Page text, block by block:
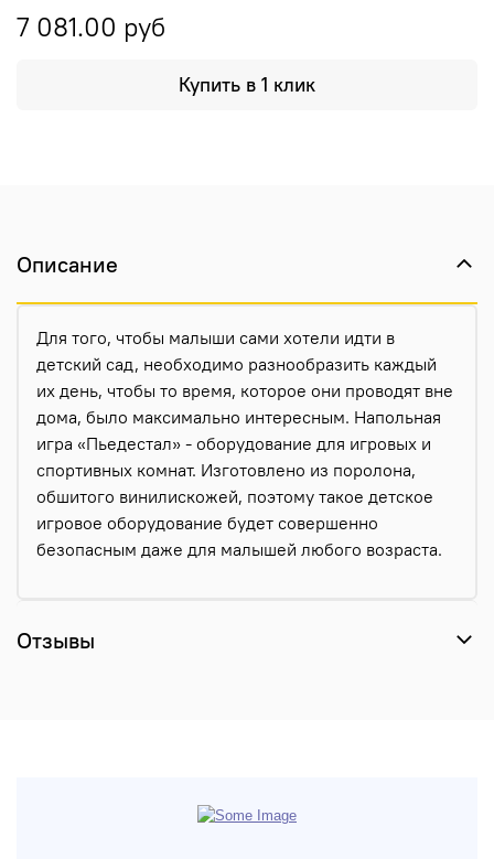
7 081.00 руб
Купить в 1 клик
Описание
Для того, чтобы малыши сами хотели идти в
детский сад, необходимо разнообразить каждый
их день, чтобы то время, которое они проводят вне
дома, было максимально интересным. Напольная
игра «Пьедестал» - оборудование для игровых и
спортивных комнат. Изготовлено из поролона,
обшитого винилискожей, поэтому такое детское
игровое оборудование будет совершенно
безопасным даже для малышей любого возраста.
Отзывы